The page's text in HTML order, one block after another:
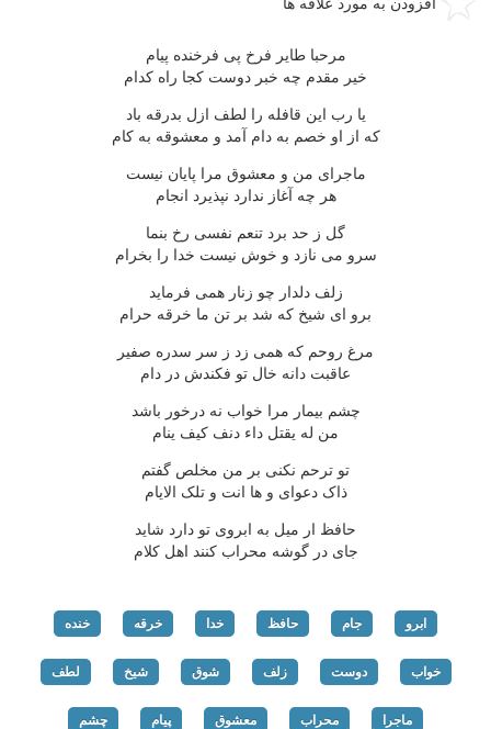
مرحبا طایر فرخ پی فرخنده پیام
خیر مقدم چه خبر دوست کجا راه کدام
یا رب این قافله را لطف ازل بدرقه باد
که از او خصم به دام آمد و معشوقه به کام
ماجرای من و معشوق مرا پایان نیست
هر چه آغاز ندارد نپذیرد انجام
گل ز حد برد تنعم نفسی رخ بنما
سرو می نازد و خوش نیست خدا را بخرام
زلف دلدار چو زنار همی فرماید
برو ای شیخ که شد بر تن ما خرقه حرام
مرغ روحم که همی زد ز سر سدره صفیر
عاقبت دانه خال تو فکندش در دام
چشم بیمار مرا خواب نه درخور باشد
من له یقتل داء دنف کیف ینام
تو ترحم نکنی بر من مخلص گفتم
ذاک دعوای و ها انت و تلک الایام
حافظ ار میل به ابروی تو دارد شاید
جای در گوشه محراب کنند اهل کلام
ابرو جام حافظ خدا خرقه خنده
خواب دوست زلف شوق شیخ لطف
ماجرا محراب معشوق پیام چشم